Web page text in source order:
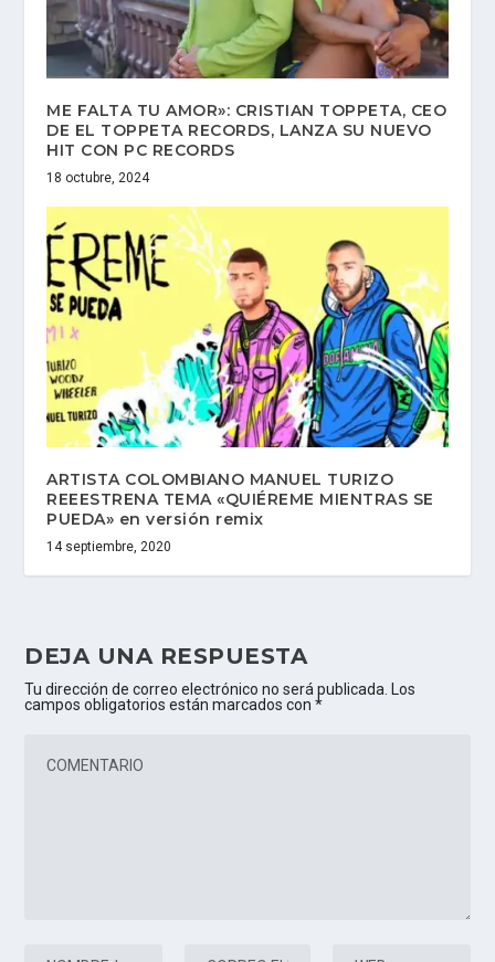
ME FALTA TU AMOR»: CRISTIAN TOPPETA, CEO
DE EL TOPPETA RECORDS, LANZA SU NUEVO
HIT CON PC RECORDS
18 octubre, 2024
ARTISTA COLOMBIANO MANUEL TURIZO
REEESTRENA TEMA «QUIÉREME MIENTRAS SE
PUEDA» en versión remix
14 septiembre, 2020
DEJA UNA RESPUESTA
Tu dirección de correo electrónico no será publicada.
Los
campos obligatorios están marcados con*